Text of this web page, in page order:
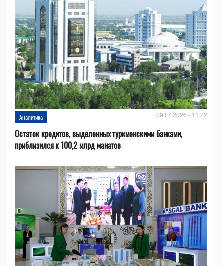
Аналитика 09.07.2026 - 11:22
Остаток кредитов, выделенных туркменскими банками,
приблизился к 100,2 млрд манатов